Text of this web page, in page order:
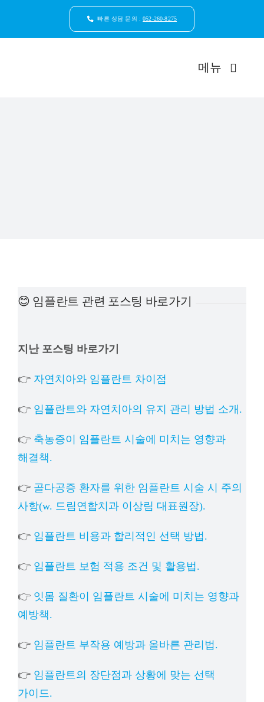
빠른 상담 문의 :052-260-8275
메뉴
😊 임플란트 관련 포스팅 바로가기
지난 포스팅 바로가기
👉 자연치아와 임플란트 차이점
👉 임플란트와 자연치아의 유지 관리 방법 소개.
👉 축농증이 임플란트 시술에 미치는 영향과
해결책.
👉 골다공증 환자를 위한 임플란트 시술 시 주의
사항(w. 드림연합치과 이상림 대표원장).
👉 임플란트 비용과 합리적인 선택 방법.
👉 임플란트 보험 적용 조건 및 활용법.
👉 잇몸 질환이 임플란트 시술에 미치는 영향과
예방책.
👉 임플란트 부작용 예방과 올바른 관리법.
👉 임플란트의 장단점과 상황에 맞는 선택
가이드.